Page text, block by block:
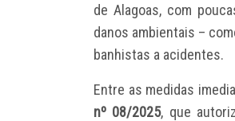
de Alagoas, com
danos ambientais –
banhistas a acidentes.
Entre as medidas
nº 08/2025, que